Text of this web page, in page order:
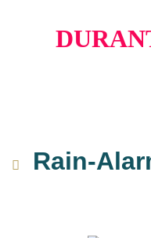
Rain-